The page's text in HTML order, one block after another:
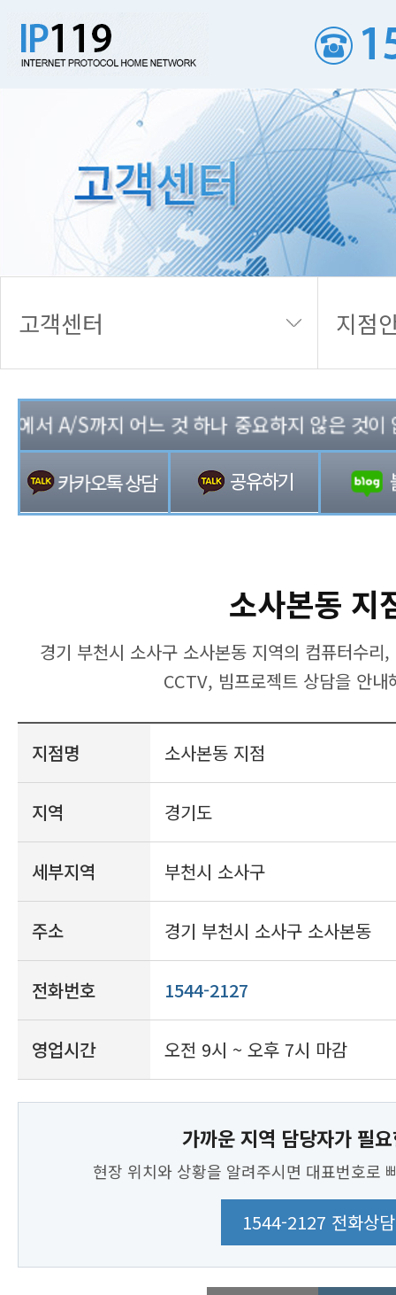
고객센터 지점
서 A/S까지 어느 것 하나 중요하지 않은 것이
소사본동 지
경기 부천시 소사구 소사본동 지역의 컴퓨터수
CCTV, 빔프로젝트 상담을 안내
지점명 소사본동 지점
지역 경기도
세부지역 부천시 소사구
주소 경기 부천시 소사구 소사본동
전화번호 1544-2127
영업시간 오전 9시 ~ 오후 7시 마감
가까운 지역 담당자가 필
현장 위치와 상황을 알려주시면 대표번호로
1544-2127 전화상담